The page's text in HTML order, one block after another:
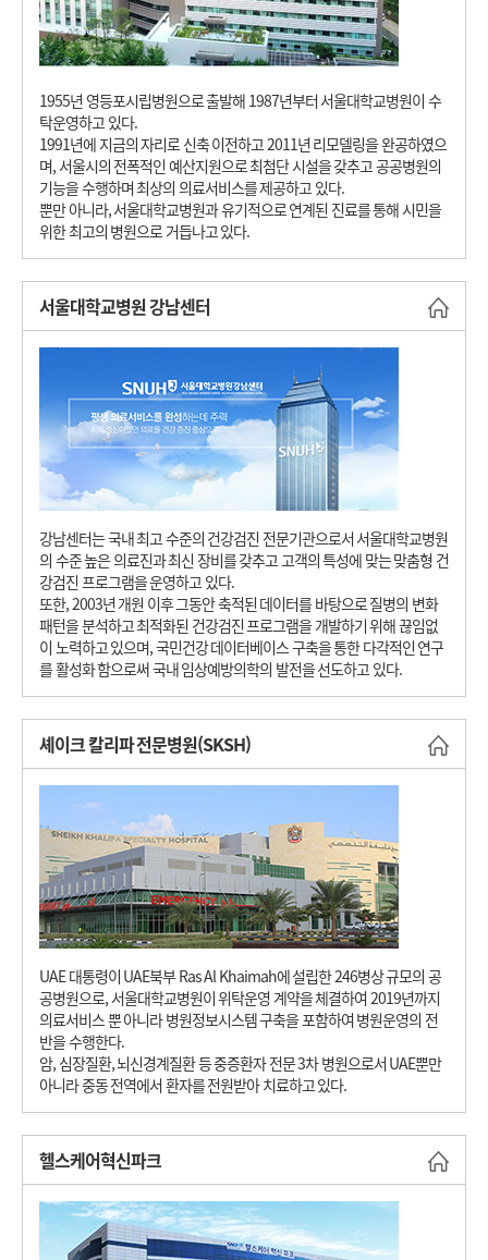
1955년 영등포시립병원으로 출발해 1987년부터 서울대학교병원이 수
탁운영하고 있다.
1991년에 지금의 자리로 신축 이전하고 2011년 리모델링을 완공하였으
며, 서울시의 전폭적인 예산지원으로 최첨단 시설을 갖추고 공공병원의
기능을 수행하며 최상의 의료서비스를 제공하고 있다.
뿐만 아니라, 서울대학교병원과 유기적으로 연계된 진료를 통해 시민을
위한 최고의 병원으로 거듭나고 있다.
서울대학교병원 강남센터
강남센터는 국내 최고 수준의 건강검진 전문기관으로서 서울대학교병원
의 수준 높은 의료진과 최신 장비를 갖추고 고객의 특성에 맞는 맞춤형 건
강검진 프로그램을 운영하고 있다.
또한, 2003년 개원 이후 그동안 축적된 데이터를 바탕으로 질병의 변화
패턴을 분석하고 최적화된 건강검진 프로그램을 개발하기 위해 끊임없
이 노력하고 있으며, 국민건강 데이터베이스 구축을 통한 다각적인 연구
를 활성화 함으로써 국내 임상예방의학의 발전을 선도하고 있다.
셰이크 칼리파 전문병원(SKSH)
UAE 대통령이 UAE북부 Ras Al Khaimah에 설립한 246병상 규모의 공
공병원으로, 서울대학교병원이 위탁운영 계약을 체결하여 2019년까지
의료서비스 뿐 아니라 병원정보시스템 구축을 포함하여 병원운영의 전
반을 수행한다.
암, 심장질환, 뇌신경계질환 등 중증환자 전문 3차 병원으로서 UAE뿐만
아니라 중동 전역에서 환자를 전원받아 치료하고 있다.
헬스케어혁신파크